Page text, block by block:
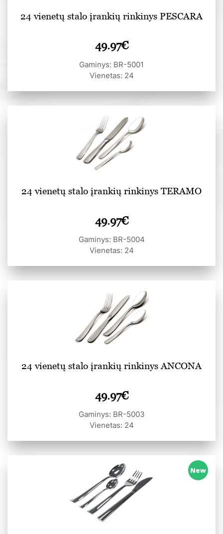
24 vienetų stalo įrankių rinkinys PESCARA
49.97€
Gaminys: BR-5001
Vienetas: 24
24 vienetų stalo įrankių rinkinys TERAMO
49.97€
Gaminys: BR-5004
Vienetas: 24
24 vienetų stalo įrankių rinkinys ANCONA
49.97€
Gaminys: BR-5003
Vienetas: 24
New